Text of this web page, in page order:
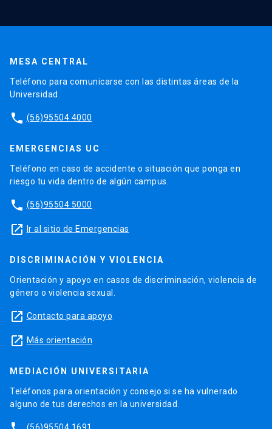
MESA CENTRAL
Teléfono para comunicarse con las distintas áreas de la
Universidad.
phone (56)95504 4000
EMERGENCIAS UC
Teléfono en caso de accidente o situación que ponga en
riesgo tu vida dentro de algún campus.
phone (56)95504 5000
launch Ir al sitio de Emergencias
DISCRIMINACIÓN Y VIOLENCIA
Orientación y apoyo en casos de discriminación, violencia de
género o violencia sexual.
launch Contacto para apoyo
launch Más orientación
MEDIACIÓN UNIVERSITARIA
Teléfonos para orientación y consejo si se ha vulnerado
alguno de tus derechos en la universidad.